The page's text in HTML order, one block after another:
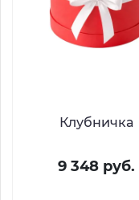
Клубничка
9 348 руб.